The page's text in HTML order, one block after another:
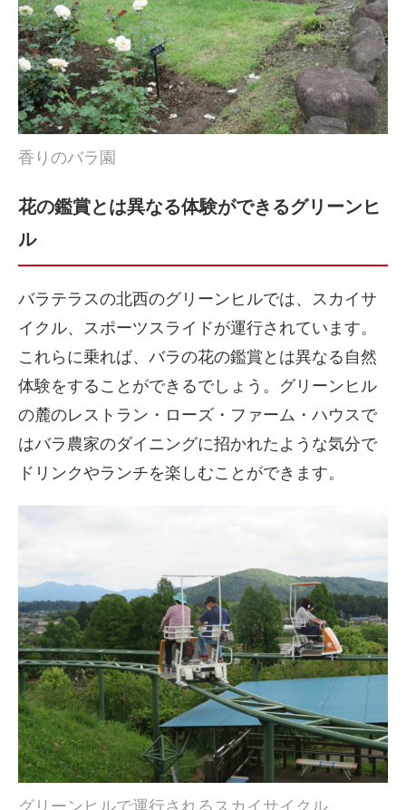
香りのバラ園
花の鑑賞とは異なる体験ができるグリーンヒ
ル
バラテラスの北西のグリーンヒルでは、スカイサ
イクル、スポーツスライドが運行されています。
これらに乗れば、バラの花の鑑賞とは異なる自然
体験をすることができるでしょう。グリーンヒル
の麓のレストラン・ローズ・ファーム・ハウスで
はバラ農家のダイニングに招かれたような気分で
ドリンクやランチを楽しむことができます。
グリーンヒルで運行されるスカイサイクル